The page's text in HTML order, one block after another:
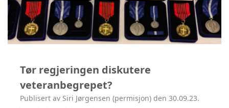
Tør regjeringen diskutere
veteranbegrepet?
Publisert av Siri Jørgensen (permisjon) den 30.09.23.